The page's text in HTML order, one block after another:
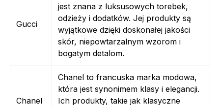
Gucci
jest znana z luksusowych torebek,
odzieży i dodatków. Jej produkty są
wyjątkowe dzięki doskonałej jakości
skór, niepowtarzalnym wzorom i
bogatym detalom.
Chanel
Chanel to francuska marka modowa,
która jest synonimem klasy i elegancji.
Ich produkty, takie jak klasyczne